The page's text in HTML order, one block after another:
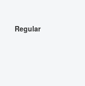
Regular